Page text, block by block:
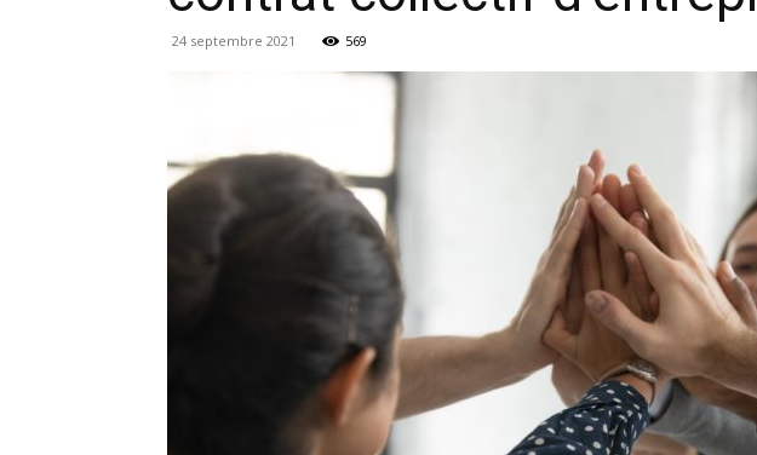
24 septembre 2021 569